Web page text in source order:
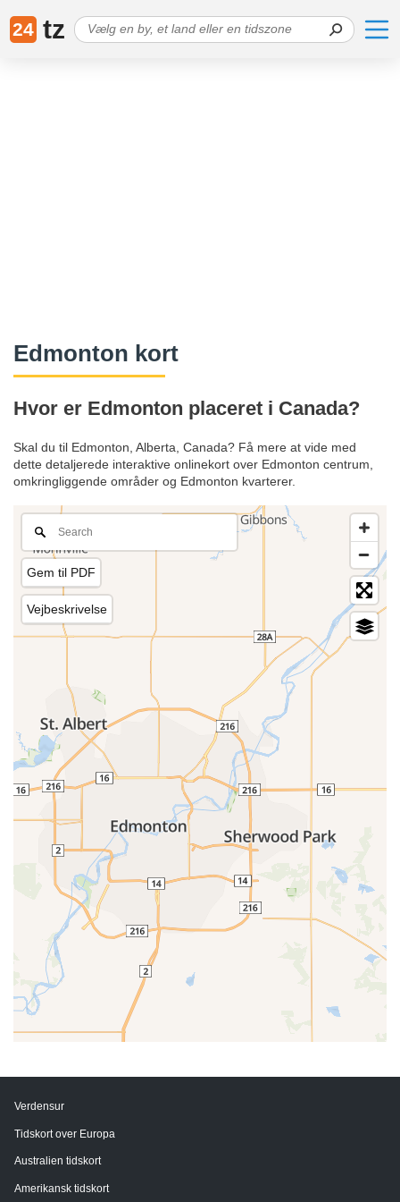
24 tz
Edmonton kort
Hvor er Edmonton placeret i Canada?
Skal du til Edmonton, Alberta, Canada? Få mere at vide med
dette detaljerede interaktive onlinekort over Edmonton centrum,
omkringliggende områder og Edmonton kvarterer.
Gem til PDF
Vejbeskrivelse
Verdensur
Tidskort over Europa
Australien tidskort
Amerikansk tidskort